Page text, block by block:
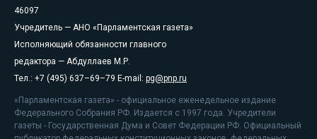
46097
Учредитель — АНО «Парламентская газета»
Исполняющий обязанности главного
редактора — Абдуллаев М.Р.
Тел.: +7 (495) 637–69–79 E-mail: pg@pnp.ru
«Парламентская газета» - официальное еженедельное издание
Федерального Собрания РФ. Издается с 1997 года. Учредители
газеты - Государственная Дума и Совет Федерации РФ. Официальный